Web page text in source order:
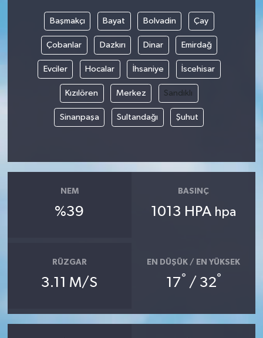
Başmakçı Bayat Bolvadin Çay
Çobanlar Dazkırı Dinar Emirdağ
Evciler Hocalar İhsaniye İscehisar
Kızılören Merkez Sandıklı
Sinanpaşa Sultandağı Şuhut
NEM
%39
BASINÇ
1013 HPA hpa
RÜZGAR
3.11 M/S
EN DÜŞÜK / EN YÜKSEK
17° / 32°